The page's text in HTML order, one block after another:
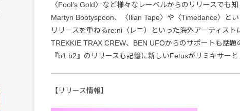
〈Fool’s Gold〉など様々なレーベルからのリリースでも
Martyn Bootyspoon、〈Ilian Tape〉や〈Timedance〉と
リリースを重ねるre:ni（レニ）といった海外アーティスト
TREKKIE TRAX CREW、BEN UFOからのサポートも話
『b1 b2』のリリースも記憶に新しいFetusがリミキサーと
【リリース情報】